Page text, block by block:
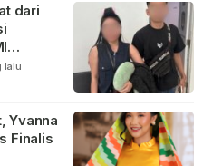
dari
lalu
Yvanna
Finalis